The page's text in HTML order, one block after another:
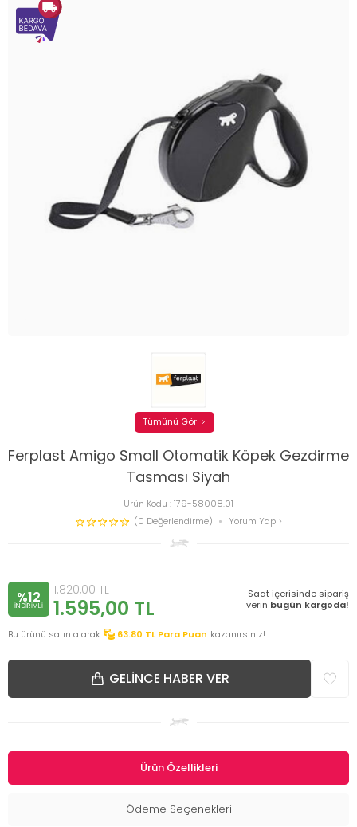
Ferplast Amigo Small Otomatik Köpek Gezdirme
Tasması Siyah
Ürün Kodu :179-58008.01
(0 Değerlendirme)
Yorum Yap
Tümünü Gör
%12
INDIRIMLI
1.820,00TL
1.595,00 TL
Saat içerisinde sipariş
verin bugün kargoda!
Bu ürünü satın alarak 63.80 TL Para Puan kazanırsınız!
GELINCE HABER VER
Ürün Özellikleri
Ödeme Seçenekleri